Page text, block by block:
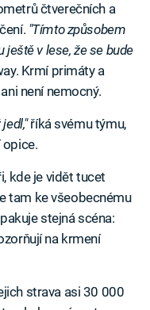
čtverečních a
"Tímto způsobem
ještě v lese, že se bude
Krmí primáty a
není nemocný.
říká svému týmu,
opice.
kde je vidět tucet
tam ke všeobecnému
stejná scéna:
na krmení
strava asi 30 000